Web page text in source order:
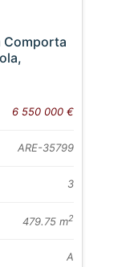
Comporta
6 550 000 €
ARE-35799
3
479.75 m2
A